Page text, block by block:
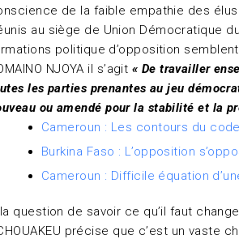
de la faible empathie des
au siège de Union Démocratique
politique d’opposition
NJOYA il s’agit « De travailler
les parties prenantes au jeu
ou amendé pour la stabilité et la
Cameroun : Les contours du
Burkina Faso : L’opposition
Cameroun : Difficile équation
question de savoir ce qu’il faut
précise que c’est un vaste